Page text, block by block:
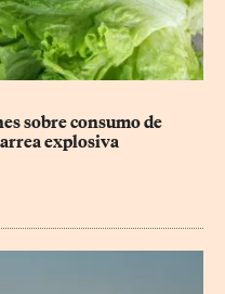
sobre consumo de
explosiva